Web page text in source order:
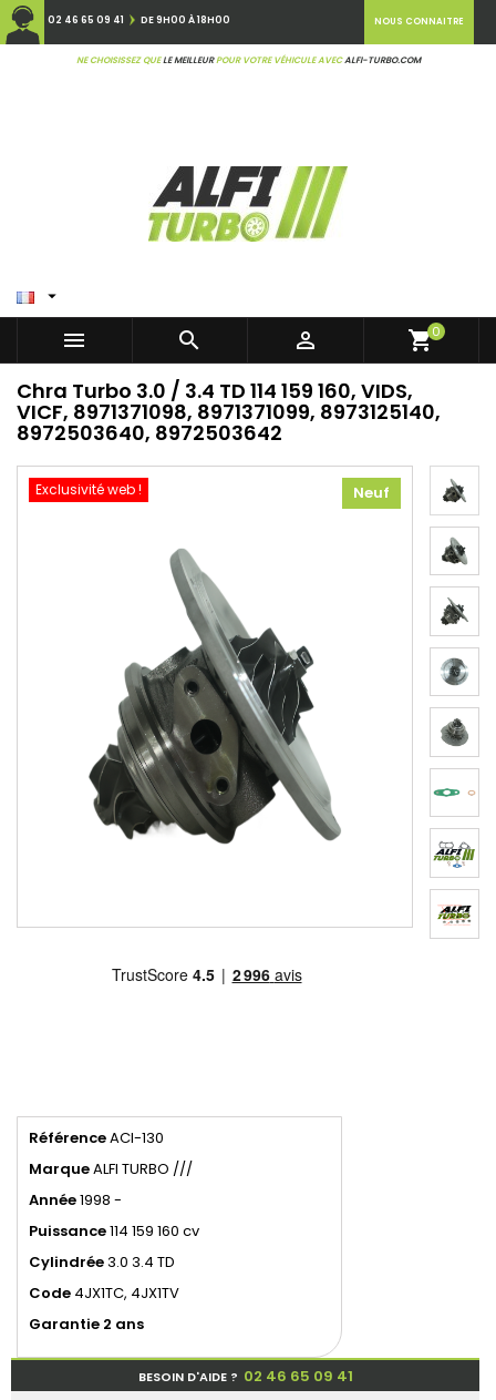
02 46 65 09 41 DE 9H00 À 18H00
NE CHOISISSEZ QUELE MEILLEURPOUR VOTRE VÉHICULE AVECALFI-TURBO.COM
NOUS CONNAITRE

   shopping_cart0
Chra Turbo 3.0 / 3.4 TD 114 159 160, VIDS,
VICF, 8971371098, 8971371099, 8973125140,
8972503640, 8972503642
Exclusivité web ! Neuf
RéférenceACI-130
MarqueALFI TURBO ///
Année1998 -
Puissance114 159 160 cv
Cylindrée3.0 3.4 TD
Code 4JX1TC, 4JX1TV
Garantie 2 ans
BESOIN D'AIDE ? 02 46 65 09 41